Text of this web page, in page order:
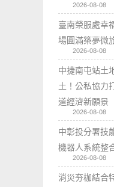
2026-08-08
臺南榮服處幸
場圓滿築夢微
2026-08-08
中捷南屯站土
土！公私協力
道經濟新願景
2026-08-08
中彰投分署技
機器人系統整
2026-08-08
消災夯枷結合